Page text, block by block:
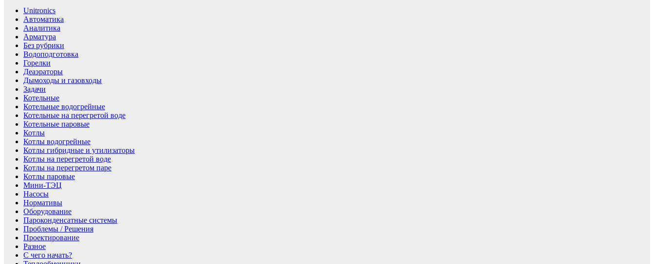
Unitronics
Автоматика
Аналитика
Арматура
Без рубрики
Водоподготовка
Горелки
Деаэраторы
Дымоходы и газовходы
Задачи
Котельные
Котельные водогрейные
Котельные на перегретой воде
Котельные паровые
Котлы
Котлы водогрейные
Котлы гибридные и утилизаторы
Котлы на перегретой воде
Котлы на перегретом паре
Котлы паровые
Мини-ТЭЦ
Насосы
Нормативы
Оборудование
Пароконденсатные системы
Проблемы / Решения
Проектирование
Разное
С чего начать?